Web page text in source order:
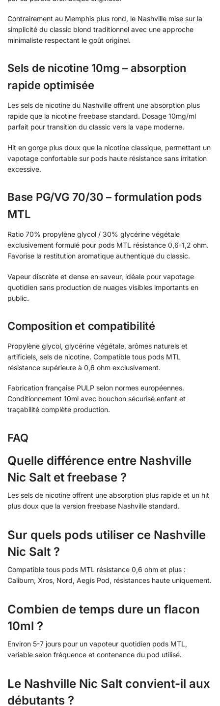
Contrairement au Memphis plus rond, le Nashville mise sur la
simplicité du classic blond traditionnel avec une approche
minimaliste respectant le goût originel.
Sels de nicotine 10mg – absorption
rapide optimisée
Les sels de nicotine du Nashville offrent une absorption plus
rapide que la nicotine freebase standard. Dosage 10mg/ml
parfait pour transition du classic vers la vape moderne.
Hit en gorge plus doux que la nicotine classique, permettant un
vapotage confortable sur pods haute résistance sans irritation
excessive.
Base PG/VG 70/30 – formulation pods
MTL
Ratio 70% propylène glycol / 30% glycérine végétale
exclusivement formulé pour pods MTL résistance 0,6-1,2 ohm.
Favorise la restitution aromatique authentique du classic.
Vapeur discrète et dense en saveur, idéale pour vapotage
quotidien sans production de nuages visibles importants en
public.
Composition et compatibilité
Propylène glycol, glycérine végétale, arômes naturels et
artificiels, sels de nicotine. Compatible tous pods MTL
résistance supérieure à 0,6 ohm exclusivement.
Fabrication française PULP selon normes européennes.
Conditionnement 10ml avec bouchon sécurisé enfant et
traçabilité complète production.
FAQ
Quelle différence entre Nashville
Nic Salt et freebase ?
Les sels de nicotine offrent une absorption plus rapide et un hit
plus doux que la version freebase Nashville standard.
Sur quels pods utiliser ce Nashville
Nic Salt ?
Compatible tous pods MTL résistance 0,6 ohm et plus :
Caliburn, Xros, Nord, Aegis Pod, résistances haute uniquement.
Combien de temps dure un flacon
10ml ?
Environ 5-7 jours pour un vapoteur quotidien pods MTL,
variable selon fréquence et contenance du pod utilisé.
Le Nashville Nic Salt convient-il aux
débutants ?